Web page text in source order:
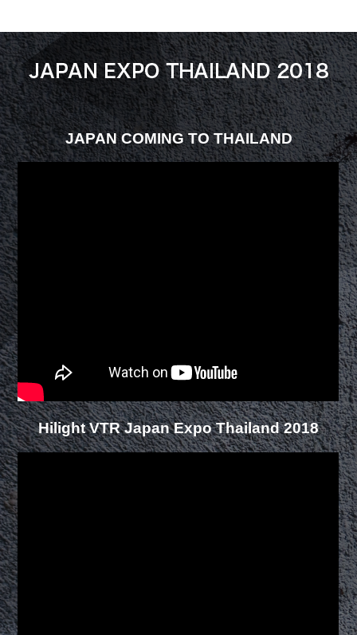
JAPAN COMING TO THAILAND
Hilight VTR Japan Expo Thailand 2018